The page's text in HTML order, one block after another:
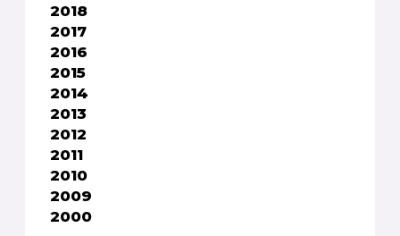
2018
2017
2016
2015
2014
2013
2012
2011
2010
2009
2000